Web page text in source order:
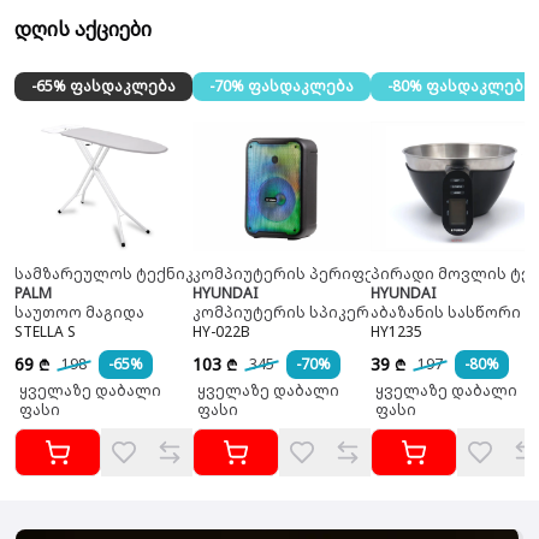
დღის აქციები
-65% ფასდაკლება
სამზარეულოს ტექნიკა
PALM
საუთოო მაგიდა
STELLA S
69 ₾ 198
-65%
ყველაზე დაბალი
ფასი
-70% ფასდაკლება
კომპიუტერის პერიფერია
HYUNDAI
კომპიუტერის სპიკერი
HY-022B
103 ₾ 345
-70%
ყველაზე დაბალი
ფასი
-80% ფასდაკლება
პირადი მოვლის
HYUNDAI
აბაზანის სასწორი
HY1235
39 ₾ 197
-80%
ყველაზე დაბალი
ფასი